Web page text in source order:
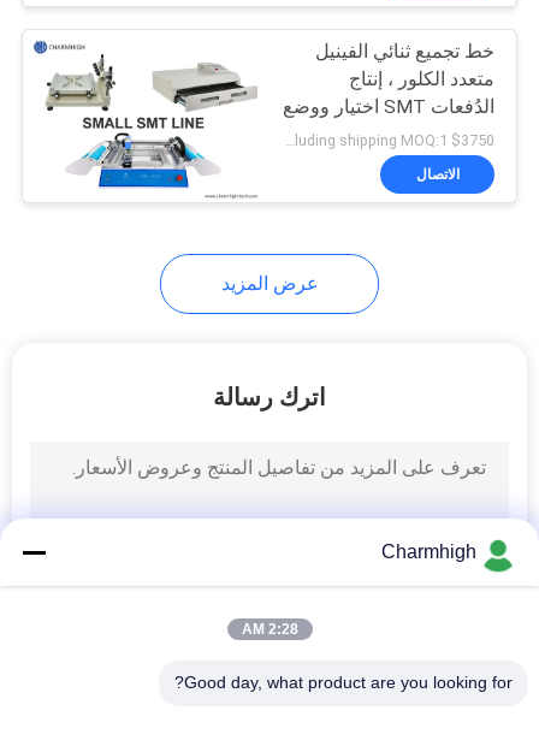
خط تجميع ثنائي الفينيل
متعدد الكلور ، إنتاج
الدُفعات SMT اختيار ووضع
المعدات ، تكنولوجيا التثبيت
السطحي
$3750 not including shipping MOQ:1 مجموعة
الاتصال
عرض المزيد
اترك رسالة
Charmhigh
2:28 AM
Good day, what product are you looking for?